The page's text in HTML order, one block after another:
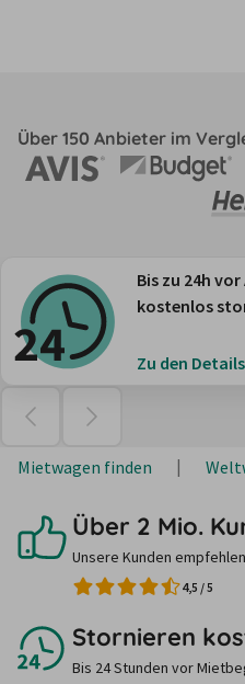
Über 150 Anbieter im
Bis zu 24h
kostenlos
Zu den Details
Mietwagen finden
Über 2 Mio.
Unsere Kunden
4,5 /5
Stornieren
Bis 24 Stunden vor